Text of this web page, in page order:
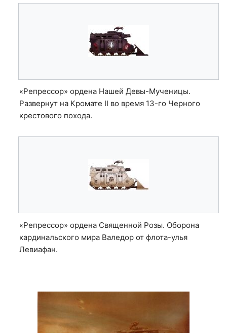
«Репрессор» ордена Нашей Девы-Мученицы.
Развернут на Кромате II во время 13-го Черного
крестового похода.
«Репрессор» ордена Священной Розы. Оборона
кардинальского мира Валедор от флота-улья
Левиафан.